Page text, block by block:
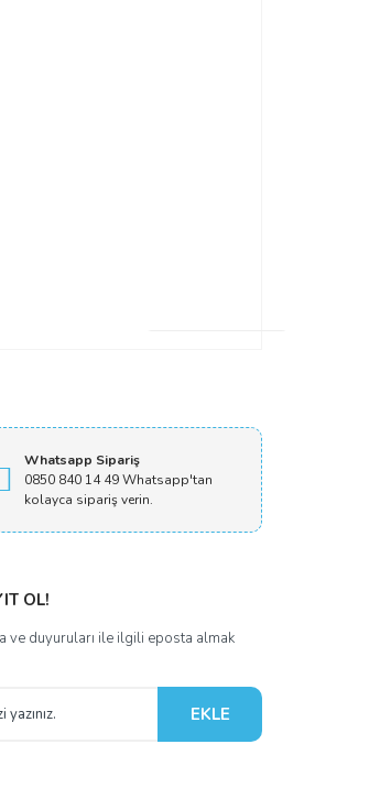
Whatsapp Sipariş
0850 840 14 49 Whatsapp'tan
kolayca sipariş verin.
OL!
ve duyuruları ile ilgili eposta almak
EKLE